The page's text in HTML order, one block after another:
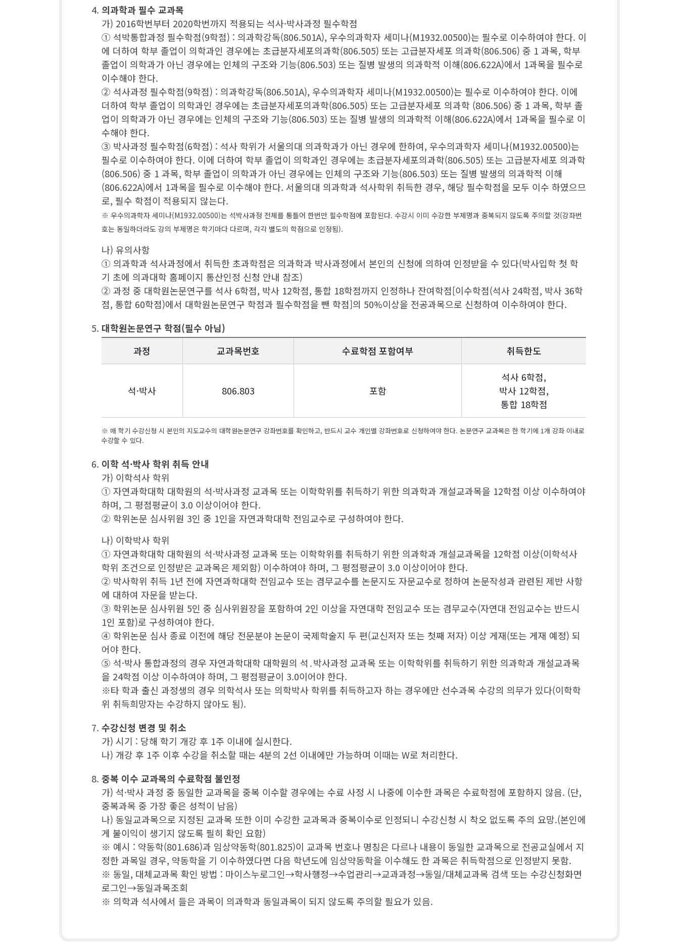
의과학과 필수 교과목
가) 2016학번부터 2020학번까지 적용되는 석사·박사과정 필수학점
① 석박통합과정 필수학점(9학점) : 의과학강독(806.501A), 우수의과학자 세미나(M1932.00500)는 필수로 이수하여야 한다. 이
에 더하여 학부 졸업이 의학과인 경우에는 초급분자세포의과학(806.505) 또는 고급분자세포 의과학(806.506) 중 1 과목, 학부
졸업이 의학과가 아닌 경우에는 인체의 구조와 기능(806.503) 또는 질병 발생의 의과학적 이해(806.622A)에서 1과목을 필수로
이수해야 한다.
② 석사과정 필수학점(9학점) : 의과학강독(806.501A), 우수의과학자 세미나(M1932.00500)는 필수로 이수하여야 한다. 이에
더하여 학부 졸업이 의학과인 경우에는 초급분자세포의과학(806.505) 또는 고급분자세포 의과학 (806.506) 중 1 과목, 학부 졸
업이 의학과가 아닌 경우에는 인체의 구조와 기능(806.503) 또는 질병 발생의 의과학적 이해(806.622A)에서 1과목을 필수로 이
수해야 한다.
③ 박사과정 필수학점(6학점) : 석사 학위가 서울의대 의과학과가 아닌 경우에 한하여, 우수의과학자 세미나(M1932.00500)는
필수로 이수하여야 한다. 이에 더하여 학부 졸업이 의학과인 경우에는 초급분자세포의과학(806.505) 또는 고급분자세포 의과학
(806.506) 중 1 과목, 학부 졸업이 의학과가 아닌 경우에는 인체의 구조와 기능(806.503) 또는 질병 발생의 의과학적 이해
(806.622A)에서 1과목을 필수로 이수해야 한다. 서울의대 의과학과 석사학위 취득한 경우, 해당 필수학점을 모두 이수 하였으므
로, 필수 학점이 적용되지 않는다.
※ 우수의과학자 세미나(M1932.00500)는 석박사과정 전체를 통틀어 한번만 필수학점에 포함된다. 수강시 이미 수강한 부제명과 중복되지 않도록 주의할 것(강좌번
호는 동일하더라도 강의 부제명은 학기마다 다르며, 각각 별도의 학점으로 인정됨).
나) 유의사항
① 의과학과 석사과정에서 취득한 초과학점은 의과학과 박사과정에서 본인의 신청에 의하여 인정받을 수 있다(박사입학 첫 학
기 초에 의과대학 홈페이지 통산인정 신청 안내 참조)
② 과정 중 대학원논문연구를 석사 6학점, 박사 12학점, 통합 18학점까지 인정하나 잔여학점[이수학점(석사 24학점, 박사 36학
점, 통합 60학점)에서 대학원논문연구 학점과 필수학점을 뺀 학점]의 50%이상을 전공과목으로 신청하여 이수하여야 한다.
대학원논문연구 학점(필수 아님)
과정
교과목번호 수료학점 포함여부 취득한도
석·박사 806.803 포함
석사 6학점,
박사 12학점,
통합 18학점
※ 매 학기 수강신청 시 본인의 지도교수의 대학원논문연구 강좌번호를 확인하고, 반드시 교수 개인별 강좌번호로 신청하여야 한다. 논문연구 교과목은 한 학기에 1개 강좌 이내로
수강할 수 있다.
이학 석·박사 학위 취득 안내
가) 이학석사 학위
① 자연과학대학 대학원의 석·박사과정 교과목 또는 이학학위를 취득하기 위한 의과학과 개설교과목을 12학점 이상 이수하여야
하며, 그 평점평균이 3.0 이상이어야 한다.
② 학위논문 심사위원 3인 중 1인을 자연과학대학 전임교수로 구성하여야 한다.
나) 이학박사 학위
① 자연과학대학 대학원의 석·박사과정 교과목 또는 이학학위를 취득하기 위한 의과학과 개설교과목을 12학점 이상(이학석사
학위 조건으로 인정받은 교과목은 제외함) 이수하여야 하며, 그 평점평균이 3.0 이상이어야 한다.
② 박사학위 취득 1년 전에 자연과학대학 전임교수 또는 겸무교수를 논문지도 자문교수로 정하여 논문작성과 관련된 제반 사항
에 대하여 자문을 받는다.
③ 학위논문 심사위원 5인 중 심사위원장을 포함하여 2인 이상을 자연대학 전임교수 또는 겸무교수(자연대 전임교수는 반드시
1인 포함)로 구성하여야 한다.
④ 학위논문 심사 종료 이전에 해당 전문분야 논문이 국제학술지 두 편(교신저자 또는 첫째 저자) 이상 게재(또는 게재 예정) 되
어야 한다.
⑤ 석·박사 통합과정의 경우 자연과학대학 대학원의 석․박사과정 교과목 또는 이학학위를 취득하기 위한 의과학과 개설교과목
을 24학점 이상 이수하여야 하며, 그 평점평균이 3.0이어야 한다.
※타 학과 출신 과정생의 경우 의학석사 또는 의학박사 학위를 취득하고자 하는 경우에만 선수과목 수강의 의무가 있다(이학학
위 취득희망자는 수강하지 않아도 됨).
수강신청 변경 및 취소
가) 시기 : 당해 학기 개강 후 1주 이내에 실시한다.
나) 개강 후 1주 이후 수강을 취소할 때는 4분의 2선 이내에만 가능하며 이때는 W로 처리한다.
중복 이수 교과목의 수료학점 불인정
가) 석·박사 과정 중 동일한 교과목을 중복 이수할 경우에는 수료 사정 시 나중에 이수한 과목은 수료학점에 포함하지 않음. (단,
중복과목 중 가장 좋은 성적이 남음)
나) 동일교과목으로 지정된 교과목 또한 이미 수강한 교과목과 중복이수로 인정되니 수강신청 시 착오 없도록 주의 요망.(본인에
게 불이익이 생기지 않도록 필히 확인 요함)
※ 예시 : 약동학(801.686)과 임상약동학(801.825)이 교과목 번호나 명칭은 다르나 내용이 동일한 교과목으로 전공교실에서 지
정한 과목일 경우, 약동학을 기 이수하였다면 다음 학년도에 임상약동학을 이수해도 한 과목은 취득학점으로 인정받지 못함.
※ 동일, 대체교과목 확인 방법 : 마이스누로그인→학사행정→수업관리→교과과정→동일/대체교과목 검색 또는 수강신청화면
로그인→동일과목조회
※ 의학과 석사에서 들은 과목이 의과학과 동일과목이 되지 않도록 주의할 필요가 있음.